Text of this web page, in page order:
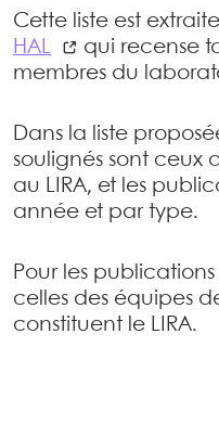
Cette liste est
HAL
qui recense
membres du
Dans la liste
soulignés sont ceux
au LIRA, et les
année et par type.
Pour les
celles des équipes
constituent le LIRA.